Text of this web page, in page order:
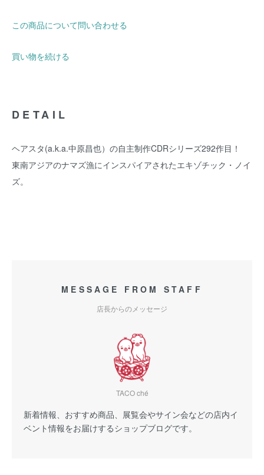
この商品について問い合わせる
買い物を続ける
DETAIL
ヘアスタ(a.k.a.中原昌也）の自主制作CDRシリーズ292作目！
東南アジアのナマズ漁にインスパイアされたエキゾチック・ノイ
ズ。
MESSAGE FROM STAFF
店長からのメッセージ
TACO ché
新着情報、おすすめ商品、展覧会やサイン会などの店内イ
ベント情報をお届けするショップブログです。